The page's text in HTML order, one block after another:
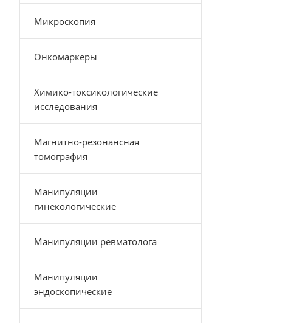
Микроскопия
Онкомаркеры
Химико-токсикологические
исследования
Магнитно-резонансная
томография
Манипуляции
гинекологические
Манипуляции ревматолога
Манипуляции
эндоскопические